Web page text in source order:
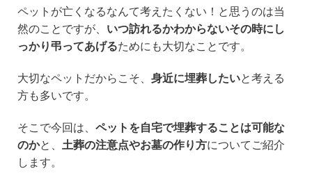
b
o
o
k
a
ペットが亡くなるなんて考えたくない！と思うのは当
然のことですが、 いつ訪れるかわからないその時にし
っかり弔ってあげるためにも大切なことです。
大切なペットだからこそ、 身近に埋葬したいと考える
方も多いです。
そこで今回は、 ペットを自宅で埋葬することは可能な
のかと、 土葬の注意点やお墓の作り方についてご紹介
します。